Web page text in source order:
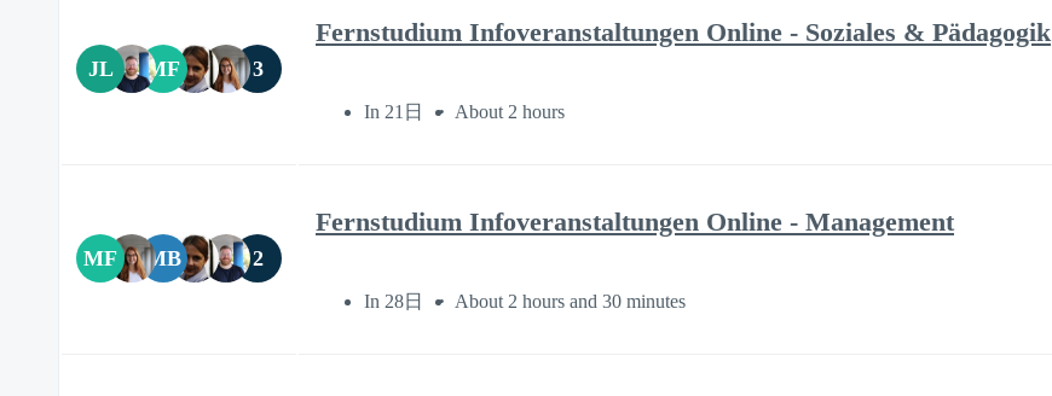
JL MF 3
Fernstudium Infoveranstaltungen Online - Soziales & Pädagogik
In 21日 About 2 hours
MF MB 2
Fernstudium Infoveranstaltungen Online - Management
In 28日 About 2 hours and 30 minutes